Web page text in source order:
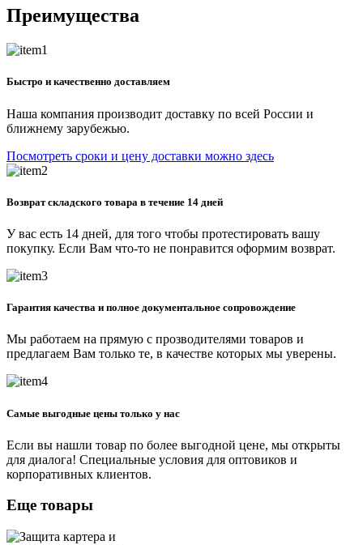
Преимущества
Быстро и качественно доставляем
Наша компания производит доставку по всей России и
ближнему зарубежью.
Посмотреть сроки и цену доставки можно здесь
Возврат складского товара в течение 14 дней
У вас есть 14 дней, для того чтобы протестировать вашу
покупку. Если Вам что-то не понравится оформим возврат.
Гарантия качества и полное документальное сопровождение
Мы работаем на прямую с прозводителями товаров и
предлагаем Вам только те, в качестве которых мы уверены.
Самые выгодные цены только у нас
Если вы нашли товар по более выгодной цене, мы открыты
для диалога! Специальные условия для оптовиков и
корпоративных клиентов.
Еще товары